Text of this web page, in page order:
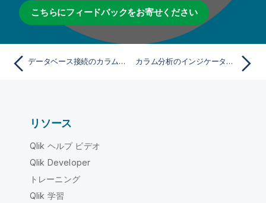
こちらにフィードバックをお寄せください
データベース接続のカラムへのタスクの追加 カラム分析のインジケーターへのタスクの追加
リソース
Qlik ヘルプ ビデオ
Qlik Developer
トレーニング
Qlik 学習